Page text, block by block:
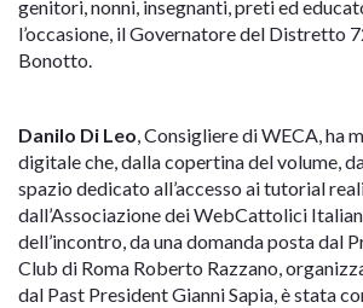
genitori, nonni, insegnanti, preti ed
l’occasione, il Governatore del Distretto
Bonotto.
Danilo Di Leo, Consigliere di WECA, ha
digitale che, dalla copertina del volume,
spazio dedicato all’accesso ai tutorial
dall’Associazione dei WebCattolici
dell’incontro, da una domanda posta dal
Club di Roma Roberto Razzano,
dal Past President Gianni Sapia, è stata